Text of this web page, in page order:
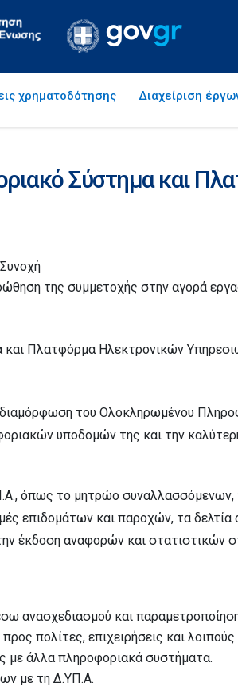
χρηματοδότησης Διαχείριση
Σύστημα και
της συμμετοχής στην αγορά
Πλατφόρμα Ηλεκτρονικών
του Ολοκληρωμένου
υποδομών της και την
όπως το μητρώο
επιδομάτων και παροχών, τα δελτία
έκδοση αναφορών και στατιστικών
ανασχεδιασμού και
πολίτες, επιχειρήσεις και
με άλλα πληροφοριακά συστήματα.
με τη Δ.ΥΠ.Α.